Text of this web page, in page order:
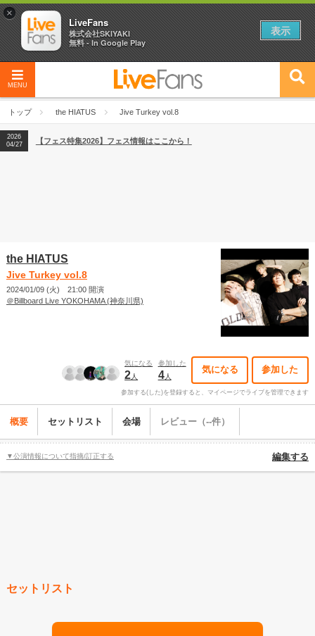
MENU
トップ the HIATUS Jive Turkey vol.8
2026
04/27
2026
【ライブ動員ランキング】2026年上半期編発表！
2026
04/27
【フェス特集2026】フェス情報はここから！
the HIATUS
Jive Turkey vol.8
2024/01/09 (火) 21:00 開演
＠Billboard Live YOKOHAMA (神奈川県)
気になる
2人
参加した
4人
気になる 参加した
参加する(した)を登録すると、マイページでライブを管理できます
概要 セットリスト 会場 レビュー（--件）
▼公演情報について指摘/訂正する 編集する
セットリスト
×
LiveFans
株式会社SKIYAKI
無料 - In Google Play
表示